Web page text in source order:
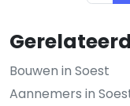
Gerelateerd
Bouwen in Soest
Aannemers in